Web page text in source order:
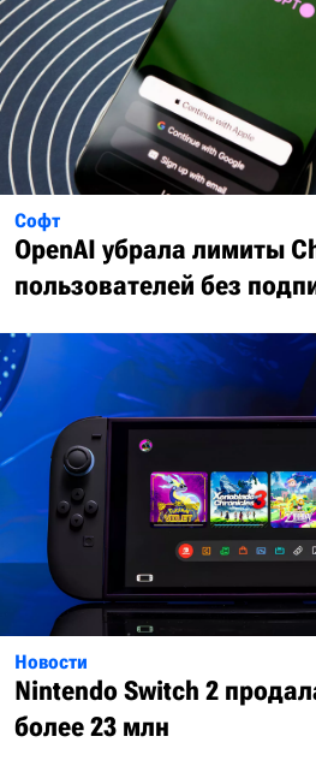
Софт
OpenAI убрала лимиты
пользователей без
Новости
Nintendo Switch 2
более 23 млн